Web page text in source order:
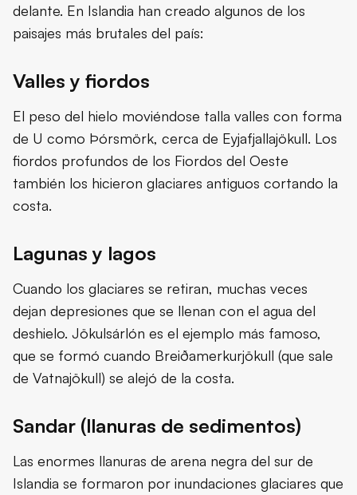
delante. En Islandia han creado algunos de los
paisajes más brutales del país:
Valles y fiordos
El peso del hielo moviéndose talla valles con forma
de U como Þórsmörk, cerca de Eyjafjallajökull. Los
fiordos profundos de los Fiordos del Oeste
también los hicieron glaciares antiguos cortando la
costa.
Lagunas y lagos
Cuando los glaciares se retiran, muchas veces
dejan depresiones que se llenan con el agua del
deshielo. Jökulsárlón es el ejemplo más famoso,
que se formó cuando Breiðamerkurjökull (que sale
de Vatnajökull) se alejó de la costa.
Sandar (llanuras de sedimentos)
Las enormes llanuras de arena negra del sur de
Islandia se formaron por inundaciones glaciares que